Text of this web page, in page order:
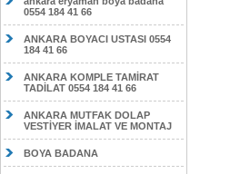
0554 184 41 66
ANKARA BOYACI USTASI 0554
184 41 66
ANKARA KOMPLE TAMİRAT
TADİLAT 0554 184 41 66
ANKARA MUTFAK DOLAP
VESTİYER İMALAT VE MONTAJ
BOYA BADANA